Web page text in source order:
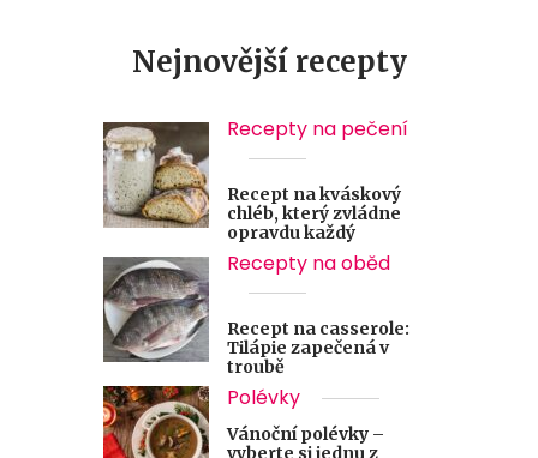
Nejnovější recepty
Recepty na pečení
Recept na kváskový
chléb, který zvládne
opravdu každý
Recepty na oběd
Recept na casserole:
Tilápie zapečená v
troubě
Polévky
Vánoční polévky –
vyberte si jednu z